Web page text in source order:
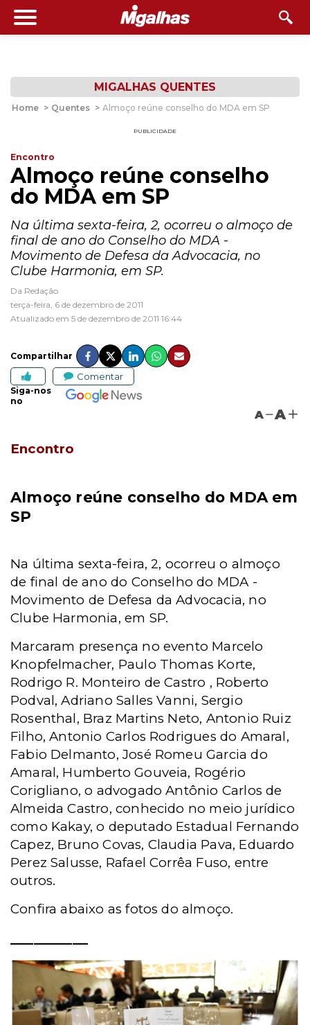
MIGALHAS QUENTES
Home > Quentes > Almoço reúne conselho do MDA em SP
PUBLICIDADE
Encontro
Almoço reúne conselho
do MDA em SP
Na última sexta-feira, 2, ocorreu o almoço de
final de ano do Conselho do MDA -
Movimento de Defesa da Advocacia, no
Clube Harmonia, em SP.
Da Redação
terça-feira, 6 de dezembro de 2011
Atualizado em 5 de dezembro de 2011 16:44
Compartilhar
Comentar
Siga-nos
no
A A
Encontro
Almoço reúne conselho do MDA em
SP
Na última sexta-feira, 2, ocorreu o almoço
de final de ano do Conselho do MDA -
Movimento de Defesa da Advocacia, no
Clube Harmonia, em SP.
Marcaram presença no evento Marcelo
Knopfelmacher, Paulo Thomas Korte,
Rodrigo R. Monteiro de Castro , Roberto
Podval, Adriano Salles Vanni, Sergio
Rosenthal, Braz Martins Neto, Antonio Ruiz
Filho, Antonio Carlos Rodrigues do Amaral,
Fabio Delmanto, José Romeu Garcia do
Amaral, Humberto Gouveia, Rogério
Corigliano, o advogado Antônio Carlos de
Almeida Castro, conhecido no meio jurídico
como Kakay, o deputado Estadual Fernando
Capez, Bruno Covas, Claudia Pava, Eduardo
Perez Salusse, Rafael Corrêa Fuso, entre
outros.
Confira abaixo as fotos do almoço.